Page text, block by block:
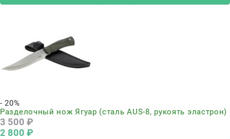
- 20%
Разделочный нож Ягуар (сталь AUS-8, рукоять эластрон)
3 500 ₽
2 800 ₽